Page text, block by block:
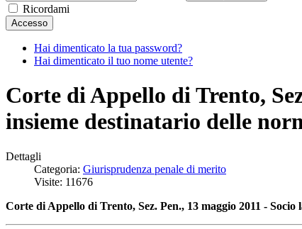
Ricordami
Accesso
Hai dimenticato la tua password?
Hai dimenticato il tuo nome utente?
Corte di Appello di Trento,
insieme destinatario delle
Dettagli
Categoria: Giurisprudenza penale di merito
Visite: 11676
Corte di Appello di Trento, Sez. Pen., 13 maggio 2011 -